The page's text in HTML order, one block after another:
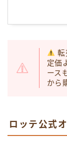
転
定価
ース
から
ロッテ公式